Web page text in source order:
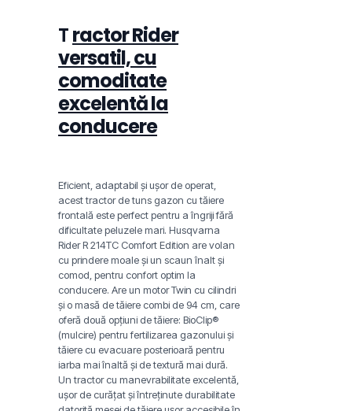
Tractor Rider
versatil, cu
comoditate
excelentă la
conducere
Eficient, adaptabil și ușor de operat,
acest tractor de tuns gazon cu tăiere
frontală este perfect pentru a îngriji fără
dificultate peluzele mari. Husqvarna
Rider R 214TC Comfort Edition are volan
cu prindere moale și un scaun înalt și
comod, pentru confort optim la
conducere. Are un motor Twin cu cilindri
și o masă de tăiere combi de 94 cm, care
oferă două opțiuni de tăiere: BioClip®
(mulcire) pentru fertilizarea gazonului și
tăiere cu evacuare posterioară pentru
iarba mai înaltă și de textură mai dură.
Un tractor cu manevrabilitate excelentă,
ușor de curățat și întreținute durabilitate